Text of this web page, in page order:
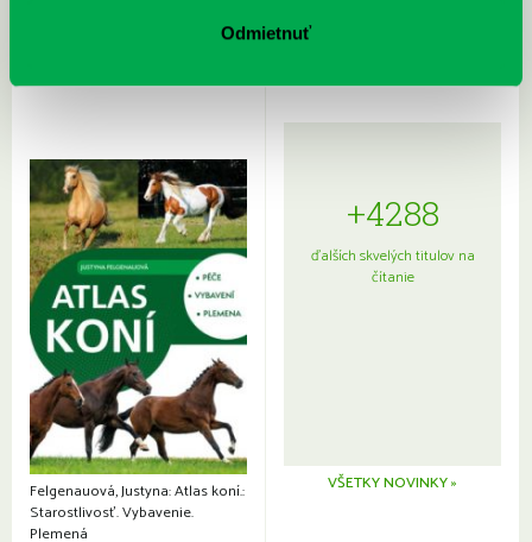
Odmietnuťjaponskou kuchyňou a etiketou
Felgenauová, Justyna: Atlas koní.:
Starostlivosť. Vybavenie.
Plemená
+4288
ďalších skvelých titulov na
čítanie
VŠETKY NOVINKY »